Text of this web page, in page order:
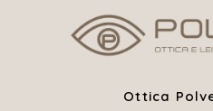
Ottica